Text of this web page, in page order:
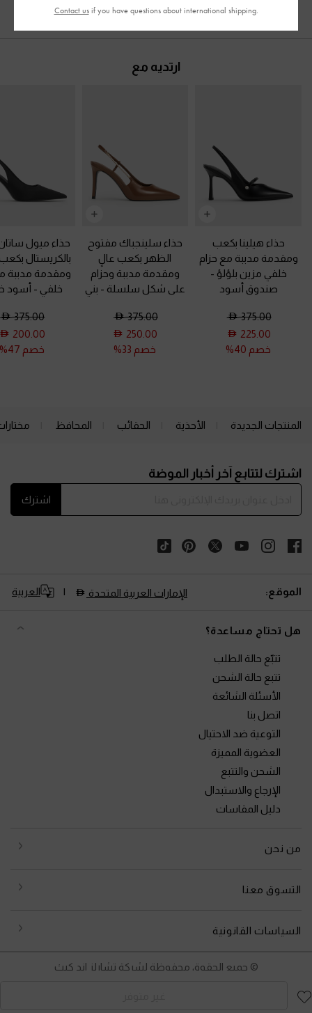
ارتديه مع
حذاء هيلينا بكعب
ومقدمة مدببة مع حزام
خلفي مزين بلؤلؤ -
صندوق أسود
375.00
225.00
خصم 40%
حذاء سلينجباك مفتوح
الظهر بكعب عالٍ
ومقدمة مدببة وحزام
على شكل سلسلة - بني
375.00
250.00
خصم 33%
حذاء ميول
بالكريستال
ومقدمة مدببة
خلفي - أسود
375.00
200.00
خصم 47%
المنتجات الجديدة الأحذية الحقائب المحافظ
اشترك لتتابع آخر أخبار الموضة
اشترك
الموقع: الإمارات العربية المتحدة العربية
هل تحتاج مساعدة؟
تتبّع حالة الطلب
تتبع حالة الشحن
الأسئلة الشائعة
اتصل بنا
التوعية ضد الاحتيال
العضوية المميزة
الشحن والتتبع
الإرجاع والاستبدال
دليل المقاسات
من نحن
التسوق معنا
السياسات القانونية
© جميع الحقوق محفوظة لشركة تشارلز اند كيث
Contact usif you have questions about international shipping.